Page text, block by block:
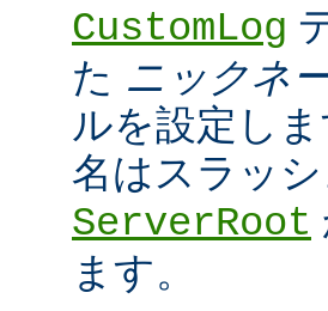
CustomLog
た ニックネ
ルを設定し
名はスラッ
ServerRoot
ます。